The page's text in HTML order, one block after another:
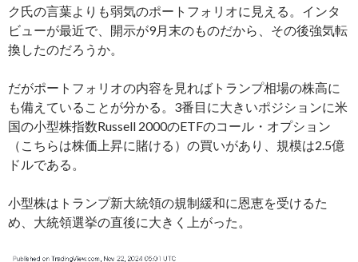
ク氏の言葉よりも弱気のポートフォリオに見える。インタ
ビューが最近で、開示が9月末のものだから、その後強気転
換したのだろうか。
だがポートフォリオの内容を見ればトランプ相場の株高に
も備えていることが分かる。3番目に大きいポジションに米
国の小型株指数Russell 2000のETFのコール・オプション
（こちらは株価上昇に賭ける）の買いがあり、規模は2.5億
ドルである。
小型株はトランプ新大統領の規制緩和に恩恵を受けるた
め、大統領選挙の直後に大きく上がった。